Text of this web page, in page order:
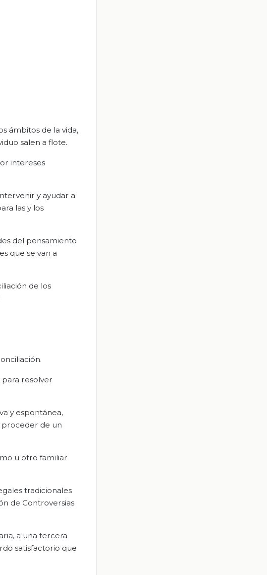
ámbitos de la vida,
salen a flote.
intereses
y ayudar a
las y los
del pensamiento
que se van a
de los
resolver
y espontánea,
proceder de un
u otro familiar
tradicionales
de Controversias
a una tercera
satisfactorio que